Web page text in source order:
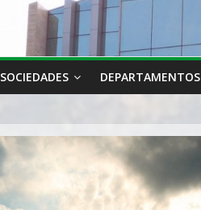
SOCIEDADES DEPARTAMENTOS